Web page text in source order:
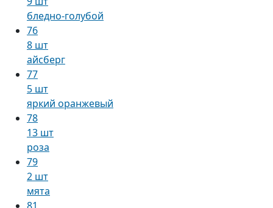
бледно-голубой
76
8 шт
айсберг
77
5 шт
яркий оранжевый
78
13 шт
роза
79
2 шт
мята
81